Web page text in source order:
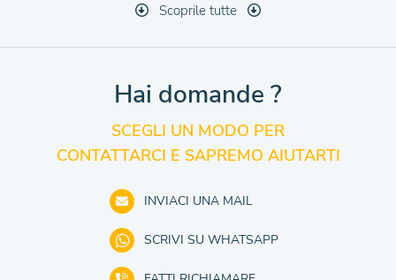
Scoprile tutte
Hai domande ?
SCEGLI UN MODO PER
CONTATTARCI E SAPREMO AIUTARTI
INVIACI UNA MAIL
SCRIVI SU WHATSAPP